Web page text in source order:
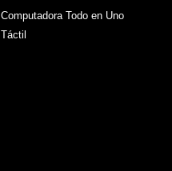
Computadora Todo en Uno
Táctil